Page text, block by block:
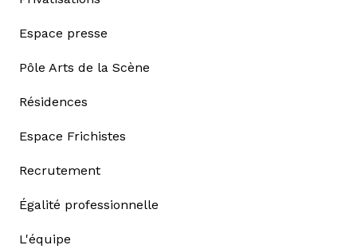
Espace presse
Pôle Arts de la Scène
Résidences
Espace Frichistes
Recrutement
Égalité professionnelle
L'équipe